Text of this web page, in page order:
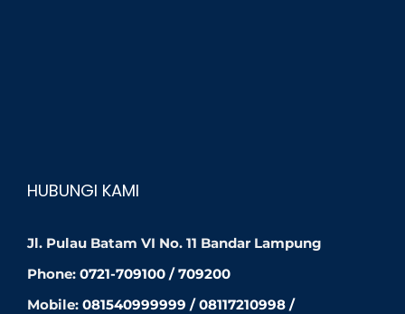
HUBUNGI KAMI
Jl. Pulau Batam VI No. 11 Bandar Lampung
Phone: 0721-709100 / 709200
Mobile: 081540999999 / 08117210998 /